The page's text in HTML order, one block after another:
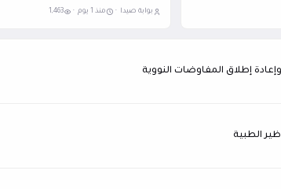
بوابة صيدا · منذ 1 يوم · 1,463
إطلاق المفاوضات النووية